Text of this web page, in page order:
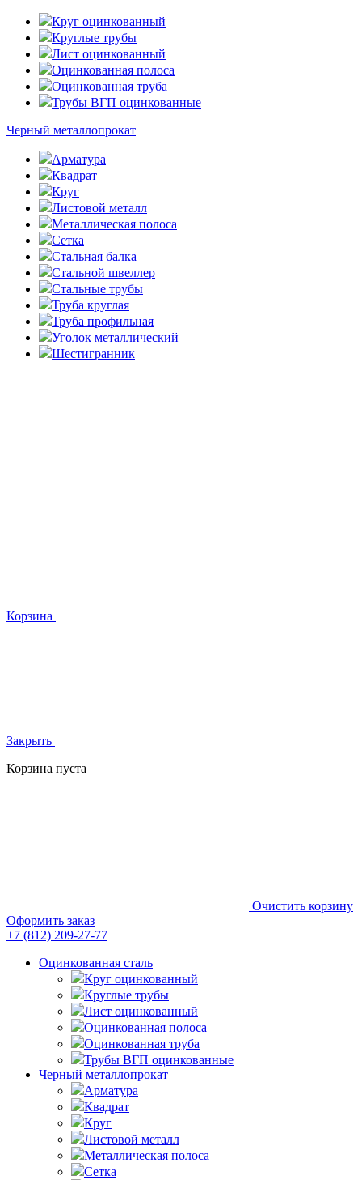
Круг оцинкованный
Круглые трубы
Лист оцинкованный
Оцинкованная полоса
Оцинкованная труба
Трубы ВГП оцинкованные
Черный металлопрокат
Арматура
Квадрат
Круг
Листовой металл
Металлическая полоса
Сетка
Стальная балка
Стальной швеллер
Стальные трубы
Труба круглая
Труба профильная
Уголок металлический
Шестигранник
Корзина
Закрыть
Корзина пуста
Очистить корзину
Оформить заказ
+7 (812) 209-27-77
Оцинкованная сталь
Круг оцинкованный
Круглые трубы
Лист оцинкованный
Оцинкованная полоса
Оцинкованная труба
Трубы ВГП оцинкованные
Черный металлопрокат
Арматура
Квадрат
Круг
Листовой металл
Металлическая полоса
Сетка